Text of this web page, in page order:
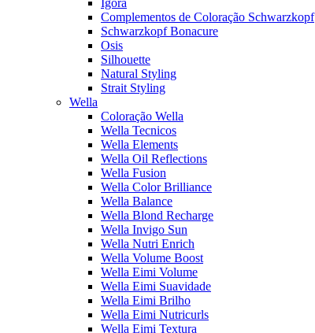
Igora
Complementos de Coloração Schwarzkopf
Schwarzkopf Bonacure
Osis
Silhouette
Natural Styling
Strait Styling
Wella
Coloração Wella
Wella Tecnicos
Wella Elements
Wella Oil Reflections
Wella Fusion
Wella Color Brilliance
Wella Balance
Wella Blond Recharge
Wella Invigo Sun
Wella Nutri Enrich
Wella Volume Boost
Wella Eimi Volume
Wella Eimi Suavidade
Wella Eimi Brilho
Wella Eimi Nutricurls
Wella Eimi Textura